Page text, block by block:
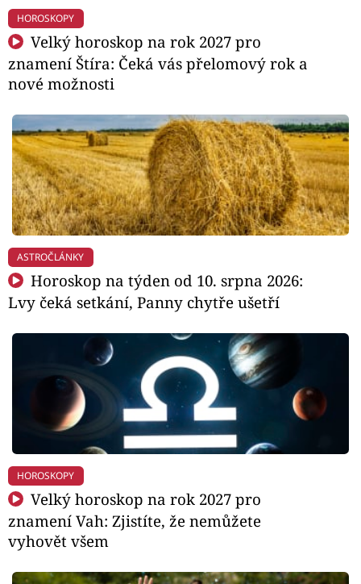
HOROSKOPY
Velký horoskop na rok 2027 pro
znamení Štíra: Čeká vás přelomový rok a
nové možnosti
ASTROČLÁNKY
Horoskop na týden od 10. srpna 2026:
Lvy čeká setkání, Panny chytře ušetří
HOROSKOPY
Velký horoskop na rok 2027 pro
znamení Vah: Zjistíte, že nemůžete
vyhovět všem